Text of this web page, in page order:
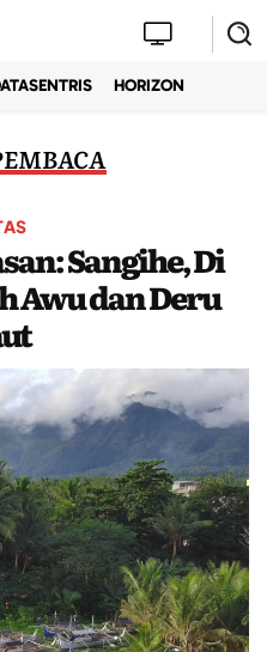
HORIZON
Sangihe, Di
Awu dan Deru